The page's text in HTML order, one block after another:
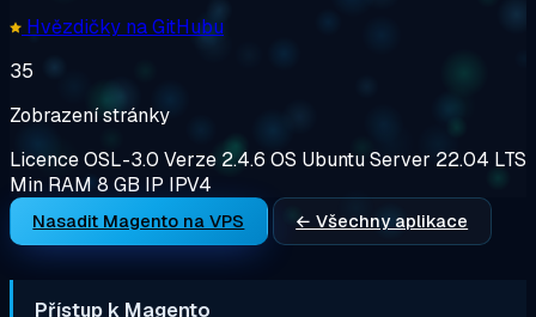
Hvězdičky na GitHubu
35
Zobrazení stránky
LicenceOSL-3.0 Verze 2.4.6 OS Ubuntu Server 22.04 LTS
Min RAM 8 GB IP IPV4
Nasadit Magento na VPS ← Všechny aplikace
Přístup k Magento